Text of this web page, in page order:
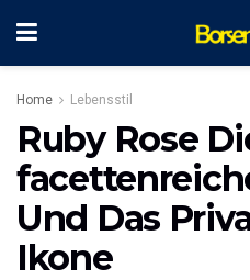
Home Lebensstil
Ruby Rose
Und Das
Ikone